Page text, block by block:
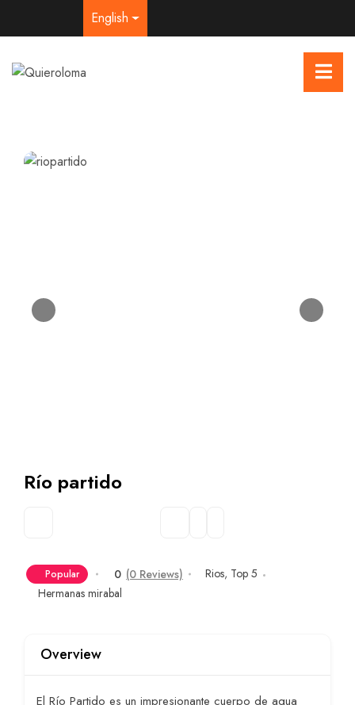
English
Río partido
Popular 0 (0 Reviews) Rios, Top 5
Hermanas mirabal
Overview
El Río Partido es un impresionante cuerpo de agua